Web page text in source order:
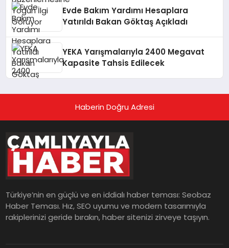
Evde Bakım Yardımı Hesaplara
Yatırıldı Bakan Göktaş Açıkladı
YEKA Yarışmalarıyla 2400 Megavat
Kapasite Tahsis Edilecek
Haberin Doğru Adresi
Türkiye’nin en güçlü ve en iddialı haber teması: Seobaz
Haber Teması. Hız, SEO uyumu ve modern tasarımıyla
rakiplerinizi geride bırakın, haber sitenizi zirveye taşıyın.